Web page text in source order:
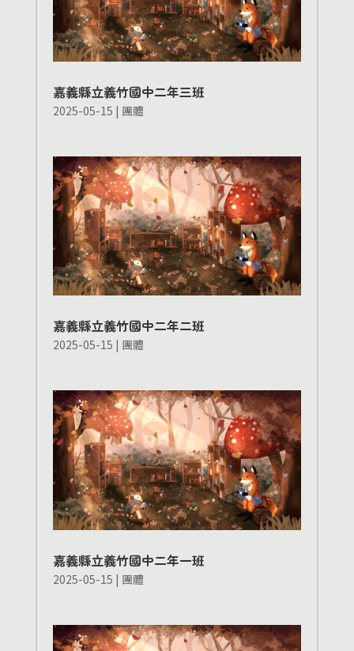
嘉義縣立義竹國中二年三班
2025-05-15 | 團體
嘉義縣立義竹國中二年二班
2025-05-15 | 團體
嘉義縣立義竹國中二年一班
2025-05-15 | 團體